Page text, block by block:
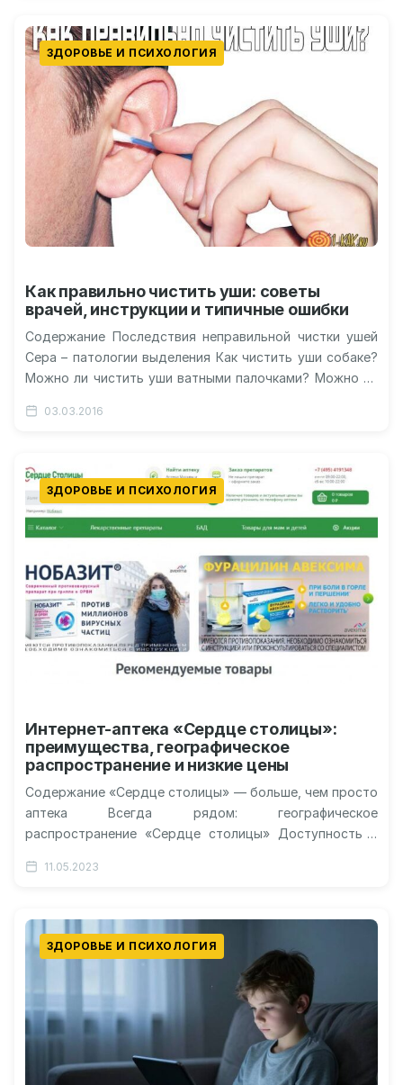
ЗДОРОВЬЕ И ПСИХОЛОГИЯ
Как правильно чистить уши: советы
врачей, инструкции и типичные ошибки
Содержание Последствия неправильной чистки ушей
Сера – патологии выделения Как чистить уши собаке?
Можно ли чистить уши ватными палочками? Можно ли
03.03.2016
ЗДОРОВЬЕ И ПСИХОЛОГИЯ
Интернет-аптека «Сердце столицы»:
преимущества, географическое
распространение и низкие цены
Содержание «Сердце столицы» — больше, чем просто
аптека Всегда рядом: географическое
распространение «Сердце столицы» Доступность и
аптека «Сердце столицы»:…
11.05.2023
ЗДОРОВЬЕ И ПСИХОЛОГИЯ